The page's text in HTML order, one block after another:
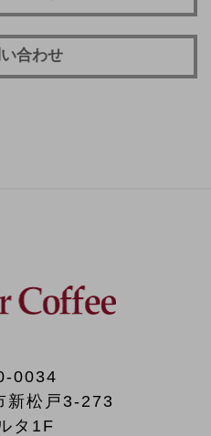
合わせ
0034
新松戸3-273
タ1F